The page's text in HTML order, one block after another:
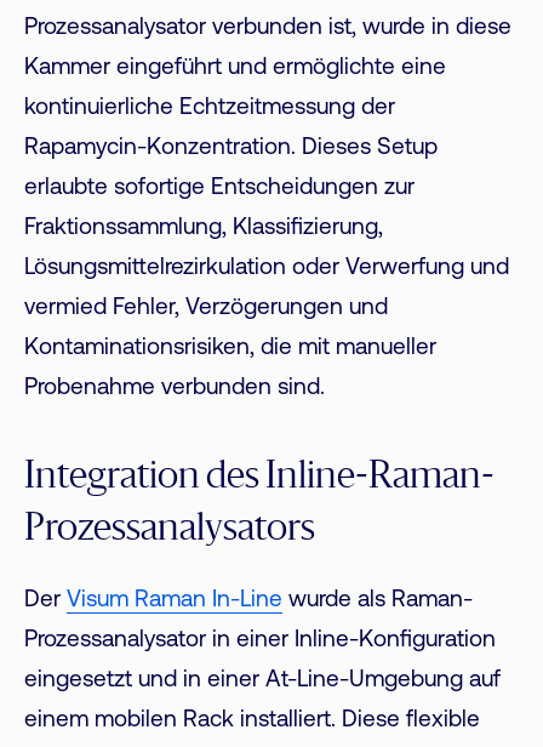
Prozessanalysator verbunden ist, wurde in diese
Kammer eingeführt und ermöglichte eine
kontinuierliche Echtzeitmessung der
Rapamycin-Konzentration. Dieses Setup
erlaubte sofortige Entscheidungen zur
Fraktionssammlung, Klassifizierung,
Lösungsmittelrezirkulation oder Verwerfung und
vermied Fehler, Verzögerungen und
Kontaminationsrisiken, die mit manueller
Probenahme verbunden sind.
Integration des Inline-Raman-
Prozessanalysators
Der Visum Raman In-Line wurde als Raman-
Prozessanalysator in einer Inline-Konfiguration
eingesetzt und in einer At-Line-Umgebung auf
einem mobilen Rack installiert. Diese flexible